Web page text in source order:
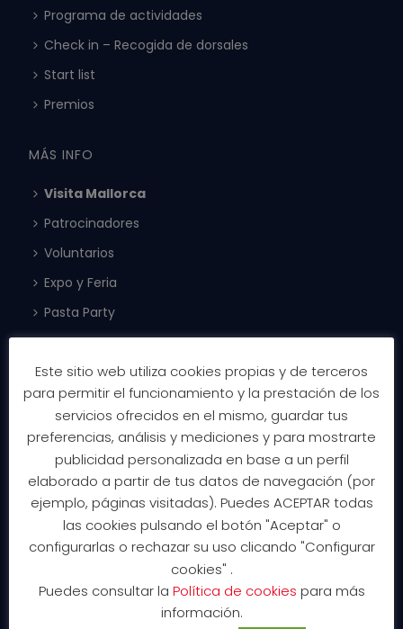
Programa de actividades
Check in – Recogida de dorsales
Start list
Premios
MÁS INFO
Visita Mallorca
Patrocinadores
Voluntarios
Expo y Feria
Pasta Party
chmallorca
We craft the best #triathlon#holiday experience for
demanding #triathletes.17 Oct 26: 1,9K🏊90K🚲21K🏃
Join Europe's end of season party on #Mallorca
Este sitio web utiliza cookies propias y de terceros
para permitir el funcionamiento y la prestación de los
servicios ofrecidos en el mismo, guardar tus
preferencias, análisis y mediciones y para mostrarte
publicidad personalizada en base a un perfil
elaborado a partir de tus datos de navegación (por
ejemplo, páginas visitadas). Puedes ACEPTAR todas
las cookies pulsando el botón "Aceptar" o
configurarlas o rechazar su uso clicando "Configurar
cookies" .
Puedes consultar la Política de cookies para más
información.